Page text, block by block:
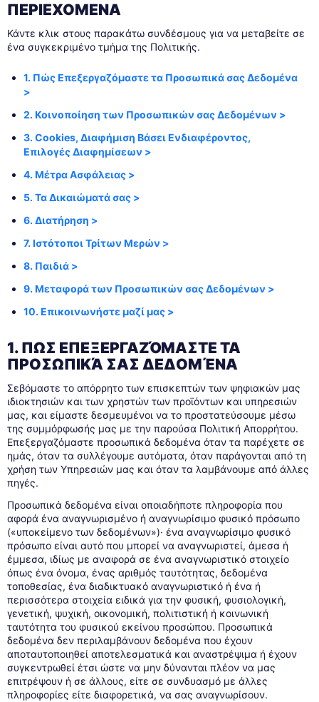
ΠΕΡΙΕΧΟΜΕΝΑ
Κάντε κλικ στους παρακάτω συνδέσμους για να μεταβείτε σε
ένα συγκεκριμένο τμήμα της Πολιτικής.
1. Πώς Επεξεργαζόμαστε τα Προσωπικά σας Δεδομένα
>
2. Κοινοποίηση των Προσωπικών σας Δεδομένων >
3. Cookies, Διαφήμιση Βάσει Ενδιαφέροντος,
Επιλογές Διαφημίσεων >
4. Μέτρα Ασφάλειας >
5. Τα Δικαιώματά σας >
6. Διατήρηση >
7. Ιστότοποι Τρίτων Μερών >
8. Παιδιά >
9. Μεταφορά των Προσωπικών σας Δεδομένων >
10. Επικοινωνήστε μαζί μας >
1. ΠΩΣ ΕΠΕΞΕΡΓΑΖΌΜΑΣΤΕ ΤΑ
ΠΡΟΣΩΠΙΚΆ ΣΑΣ ΔΕΔΟΜΈΝΑ
Σεβόμαστε το απόρρητο των επισκεπτών των ψηφιακών μας
ιδιοκτησιών και των χρηστών των προϊόντων και υπηρεσιών
μας, και είμαστε δεσμευμένοι να το προστατεύσουμε μέσω
της συμμόρφωσής μας με την παρούσα Πολιτική Απορρήτου.
Επεξεργαζόμαστε προσωπικά δεδομένα όταν τα παρέχετε σε
ημάς, όταν τα συλλέγουμε αυτόματα, όταν παράγονται από τη
χρήση των Υπηρεσιών μας και όταν τα λαμβάνουμε από άλλες
πηγές.
Προσωπικά δεδομένα είναι οποιαδήποτε πληροφορία που
αφορά ένα αναγνωρισμένο ή αναγνωρίσιμο φυσικό πρόσωπο
(«υποκείμενο των δεδομένων»)· ένα αναγνωρίσιμο φυσικό
πρόσωπο είναι αυτό που μπορεί να αναγνωριστεί, άμεσα ή
έμμεσα, ιδίως με αναφορά σε ένα αναγνωριστικό στοιχείο
όπως ένα όνομα, ένας αριθμός ταυτότητας, δεδομένα
τοποθεσίας, ένα διαδικτυακό αναγνωριστικό ή ένα ή
περισσότερα στοιχεία ειδικά για την φυσική, φυσιολογική,
γενετική, ψυχική, οικονομική, πολιτιστική ή κοινωνική
ταυτότητα του φυσικού εκείνου προσώπου. Προσωπικά
δεδομένα δεν περιλαμβάνουν δεδομένα που έχουν
αποταυτοποιηθεί αποτελεσματικά και αναστρέψιμα ή έχουν
συγκεντρωθεί έτσι ώστε να μην δύνανται πλέον να μας
επιτρέψουν ή σε άλλους, είτε σε συνδυασμό με άλλες
πληροφορίες είτε διαφορετικά, να σας αναγνωρίσουν.